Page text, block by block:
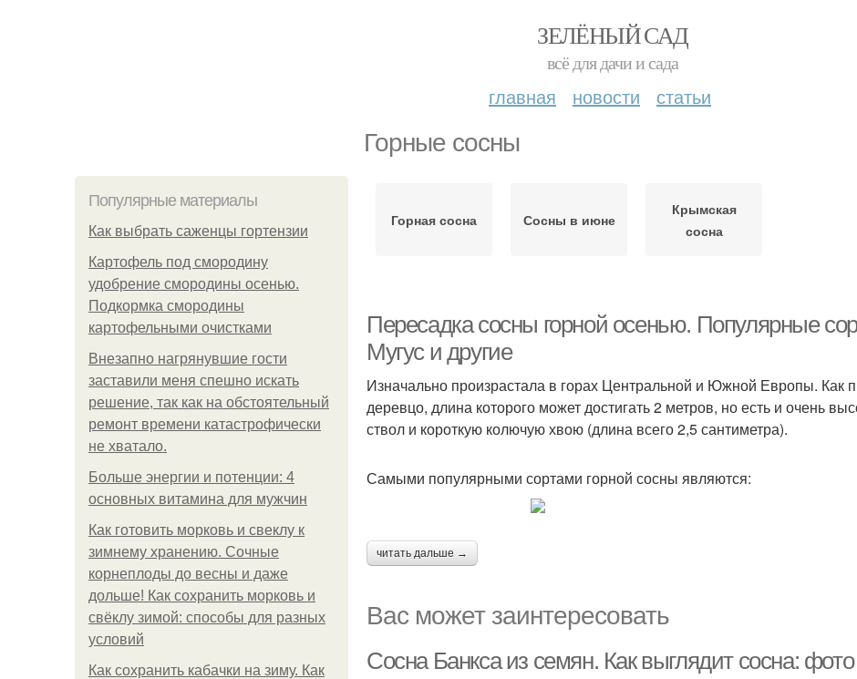
ЗЕЛЁНЫЙ САД
всё для дачи и сада
главная новости статьи
Горные сосны
Популярные материалы
Как выбрать саженцы гортензии
Картофель под смородину
удобрение смородины осенью.
Подкормка смородины
картофельными очистками
Внезапно нагрянувшие гости
заставили меня спешно искать
решение, так как на обстоятельный
ремонт времени катастрофически
не хватало.
Больше энергии и потенции: 4
основных витамина для мужчин
Как готовить морковь и свеклу к
зимнему хранению. Сочные
корнеплоды до весны и даже
дольше! Как сохранить морковь и
свёклу зимой: способы для разных
условий
Как сохранить кабачки на зиму. Как
Горная сосна Сосны в июне
Крымская
сосна
Пересадка сосны горной осенью. Популярные
Мугус и другие
Изначально произрастала в горах Центральной и Южной Европы. Как
деревцо, длина которого может достигать 2 метров, но есть и очень
ствол и короткую колючую хвою (длина всего 2,5 сантиметра).
Самыми популярными сортами горной сосны являются:
читать дальше →
Вас может заинтересовать
Сосна Банкса из семян. Как выглядит сосна: